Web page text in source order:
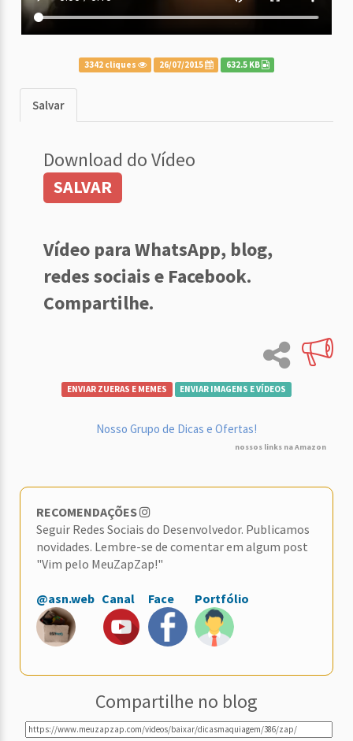
3342 cliques 26/07/2015 632.5 KB
Salvar
Download do Vídeo
SALVAR
Vídeo para WhatsApp, blog,
redes sociais e Facebook.
Compartilhe.
ENVIAR ZUERAS E MEMES ENVIAR IMAGENS E VÍDEOS
Nosso Grupo de Dicas e Ofertas!
nossos links na Amazon
RECOMENDAÇÕES
Seguir Redes Sociais do Desenvolvedor. Publicamos
novidades. Lembre-se de comentar em algum post
"Vim pelo MeuZapZap!"
@asn.web Canal Face Portfólio
Compartilhe no blog